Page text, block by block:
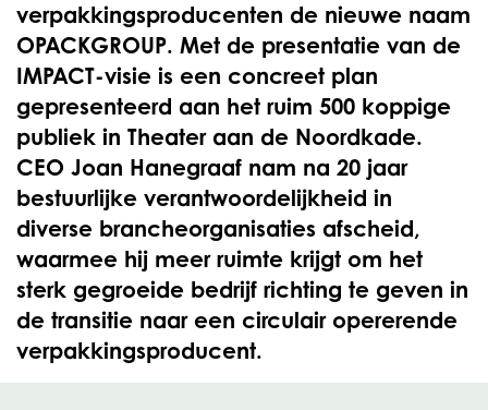
verpakkingsproducenten de nieuwe naam
OPACKGROUP. Met de presentatie van de
IMPACT-visie is een concreet plan
gepresenteerd aan het ruim 500 koppige
publiek in Theater aan de Noordkade.
CEO Joan Hanegraaf nam na 20 jaar
bestuurlijke verantwoordelijkheid in
diverse brancheorganisaties afscheid,
waarmee hij meer ruimte krijgt om het
sterk gegroeide bedrijf richting te geven in
de transitie naar een circulair opererende
verpakkingsproducent.